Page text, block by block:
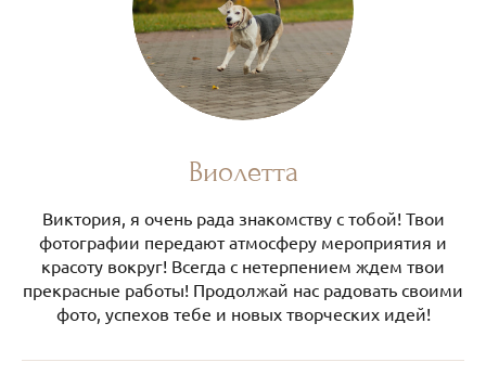
Виолетта
Виктория, я очень рада знакомству с тобой! Твои
фотографии передают атмосферу мероприятия и
красоту вокруг! Всегда с нетерпением ждем твои
прекрасные работы! Продолжай нас радовать своими
фото, успехов тебе и новых творческих идей!